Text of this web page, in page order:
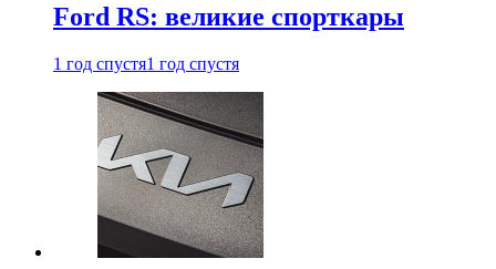
Ford RS: великие спорткары
1 год спустя1 год спустя